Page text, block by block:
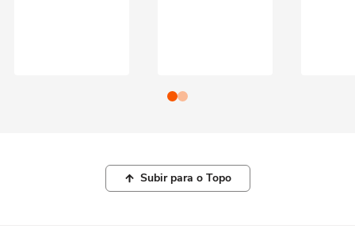
Subir para o Topo